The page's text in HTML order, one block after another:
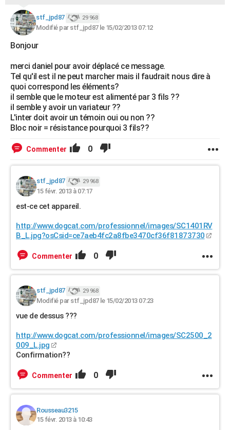
stf_jpd87 29 968
Modifié par stf_jpd87 le 15/02/2013 07:12
Bonjour
merci daniel pour avoir déplacé ce message.
Tel qu'il est il ne peut marcher mais il faudrait nous dire à
quoi correspond les éléments?
il semble que le moteur est alimenté par 3 fils ??
il semble y avoir un variateur ??
L'inter doit avoir un témoin oui ou non ??
Bloc noir = résistance pourquoi 3 fils??
Commenter 0
stf_jpd87 29 968
15 févr. 2013 à 07:17
est-ce cet appareil.
http://www.dogcat.com/professionnel/images/SC1401RV
B_L.jpg?osCsid=ce7aeb4fc2a8fbe3470cf36f81873730
Commenter 0
stf_jpd87 29 968
Modifié par stf_jpd87 le 15/02/2013 07:23
vue de dessus ???
http://www.dogcat.com/professionnel/images/SC2500_2
009_L.jpg
Confirmation??
Commenter 0
Rousseau3215
15 févr. 2013 à 10:43